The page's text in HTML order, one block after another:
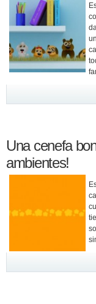
Una cenefa
ambientes!